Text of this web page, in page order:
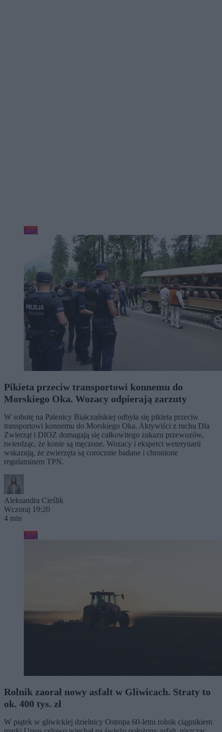
Kraj
Pikieta przeciw transportowi konnemu do
Morskiego Oka. Wozacy odpierają zarzuty
W sobotę na Palenicy Białczańskiej odbyła się pikieta przeciw
transportowi konnemu do Morskiego Oka. Aktywiści z ruchu Dla
Zwierząt i DIOZ domagają się całkowitego zakazu przewozów,
twierdząc, że konie są męczone. Wozacy i eksperci weterynarii
wskazują, że zwierzęta są corocznie badane i chronione
regulaminem TPN.
Aleksandra Cieślik
Wczoraj 19:20
4 min
Kraj
Rolnik zaorał nowy asfalt w Gliwicach. Straty to
ok. 400 tys. zł
W piątek w gliwickiej dzielnicy Ostropa 60-letni rolnik ciągnikiem